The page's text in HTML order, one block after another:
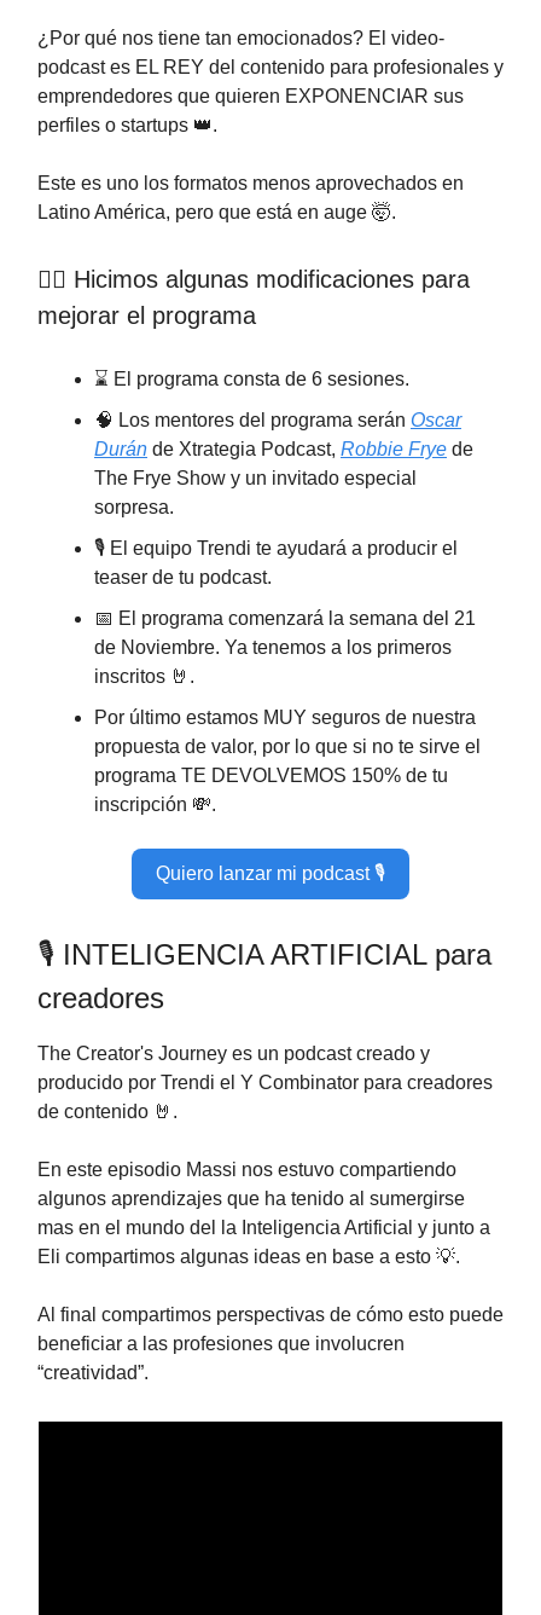
¿Por qué nos tiene tan emocionados? El video-
podcast es EL REY del contenido para profesionales y
emprendedores que quieren EXPONENCIAR sus
perfiles o startups 👑.
Este es uno los formatos menos aprovechados en
Latino América, pero que está en auge 🤯.
💁‍♂️ Hicimos algunas modificaciones para
mejorar el programa
⌛ El programa consta de 6 sesiones.
🧠 Los mentores del programa serán Oscar
Durán de Xtrategia Podcast, Robbie Frye de
The Frye Show y un invitado especial
sorpresa.
🎙️ El equipo Trendi te ayudará a producir el
teaser de tu podcast.
📅 El programa comenzará la semana del 21
de Noviembre. Ya tenemos a los primeros
inscritos 🤘.
Por último estamos MUY seguros de nuestra
propuesta de valor, por lo que si no te sirve el
programa TE DEVOLVEMOS 150% de tu
inscripción 💸.
Quiero lanzar mi podcast 🎙️
🎙️ INTELIGENCIA ARTIFICIAL para
creadores
The Creator's Journey es un podcast creado y
producido por Trendi el Y Combinator para creadores
de contenido 🤘.
En este episodio Massi nos estuvo compartiendo
algunos aprendizajes que ha tenido al sumergirse
mas en el mundo del la Inteligencia Artificial y junto a
Eli compartimos algunas ideas en base a esto 💡.
Al final compartimos perspectivas de cómo esto puede
beneficiar a las profesiones que involucren
“creatividad”.